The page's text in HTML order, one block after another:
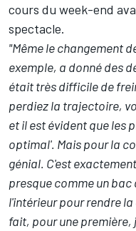
cours du week-end
spectacle.
"Même le changement
exemple, a donné des
était très difficile de
perdiez la trajectoire,
et il est évident que les
optimal'. Mais pour la
génial. C'est
presque comme un bac
l'intérieur pour rendre
fait, pour une première,